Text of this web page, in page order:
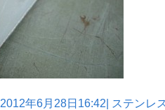
2012年6月28日16:42| ステンレ